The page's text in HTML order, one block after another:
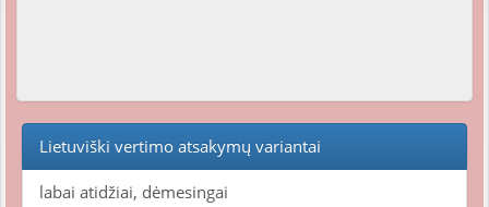
Lietuviški vertimo atsakymų variantai
labai atidžiai, dėmesingai